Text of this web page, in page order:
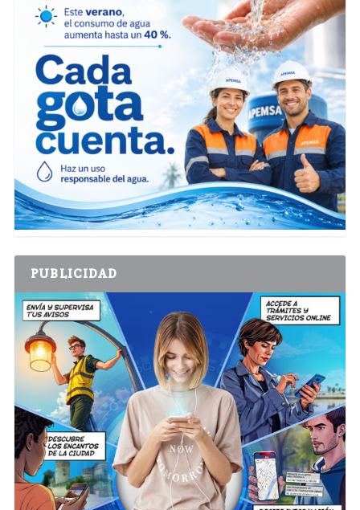
PUBLICIDAD